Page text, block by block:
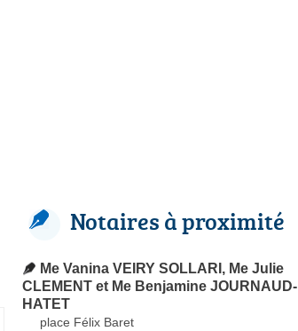
Notaires à proximité
Me Vanina VEIRY SOLLARI, Me Julie
CLEMENT et Me Benjamine JOURNAUD-
HATET
place Félix Baret